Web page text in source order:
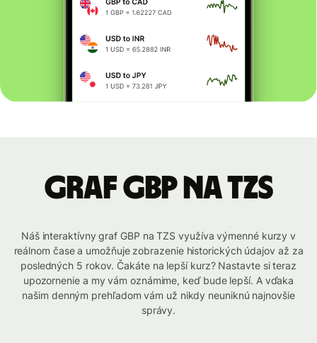
graf GBP na TZS
Náš interaktívny graf GBP na TZS využíva výmenné kurzy v
reálnom čase a umožňuje zobrazenie historických údajov až za
posledných 5 rokov. Čakáte na lepší kurz? Nastavte si teraz
upozornenie a my vám oznámime, keď bude lepší. A vďaka
našim denným prehľadom vám už nikdy neuniknú najnovšie
správy.